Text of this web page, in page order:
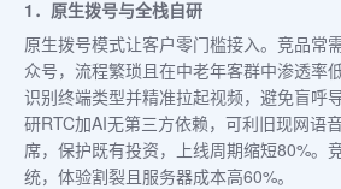
1．原生拨号与全栈自研
原生拨号模式让客户零门槛接入。竞品常
众号，流程繁琐且在中老年客群中渗透率
识别终端类型并精准拉起视频，避免盲呼
研RTC加AI无第三方依赖，可利旧现网语
席，保护既有投资，上线周期缩短80%。
统，体验割裂且服务器成本高60%。